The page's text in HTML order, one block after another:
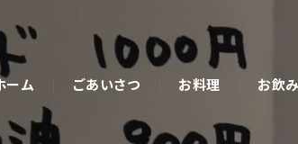
ーム ごあいさつ お料理 お飲